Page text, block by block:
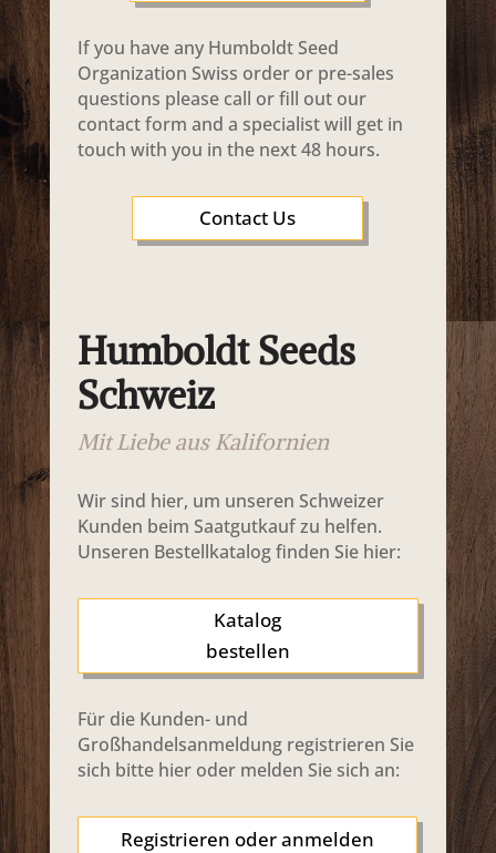
If you have any Humboldt Seed
Organization Swiss order or pre-sales
questions please call or fill out our
contact form and a specialist will get in
touch with you in the next 48 hours.
Contact Us
Humboldt Seeds
Schweiz
Mit Liebe aus Kalifornien
Wir sind hier, um unseren Schweizer
Kunden beim Saatgutkauf zu helfen.
Unseren Bestellkatalog finden Sie hier:
Katalog
bestellen
Für die Kunden- und
Großhandelsanmeldung registrieren Sie
sich bitte hier oder melden Sie sich an:
Registrieren oder anmelden